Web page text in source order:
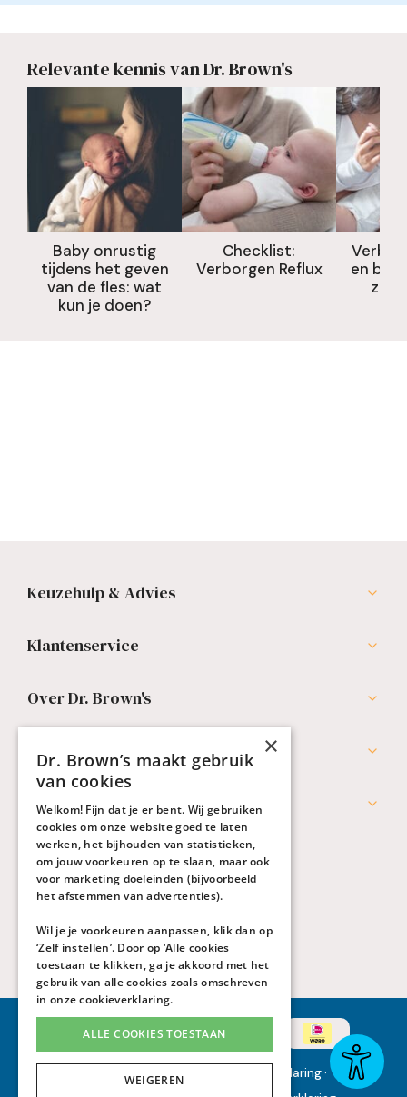
Relevante kennis van Dr. Brown's
Baby onrustig
tijdens het geven
van de fles: wat
kun je doen?
Checklist:
Verborgen Reflux
en
zo
Keuzehulp & Advies
Klantenservice
Over Dr. Brown's
Professionals
Werken bij Dr. Brown's
Algemene voorwaarden Privacyverklaring·
×
Dr. Brown’s maakt gebruik
van cookies
Welkom! Fijn dat je er bent. Wij gebruiken
cookies om onze website goed te laten
werken, het bijhouden van statistieken,
om jouw voorkeuren op te slaan, maar ook
voor marketing doeleinden (bijvoorbeeld
het afstemmen van advertenties).
Wil je je voorkeuren aanpassen, klik dan op
‘Zelf instellen’. Door op ‘Alle cookies
toestaan te klikken, ga je akkoord met het
gebruik van alle cookies zoals omschreven
in onzecookieverklaring.
ALLE COOKIES TOESTAAN
WEIGEREN